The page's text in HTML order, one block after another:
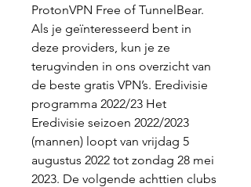
ProtonVPN Free of TunnelBear.
Als je geïnteresseerd bent in
deze providers, kun je ze
terugvinden in ons overzicht van
de beste gratis VPN’s. Eredivisie
programma 2022/23 Het
Eredivisie seizoen 2022/2023
(mannen) loopt van vrijdag 5
augustus 2022 tot zondag 28 mei
2023. De volgende achttien clubs